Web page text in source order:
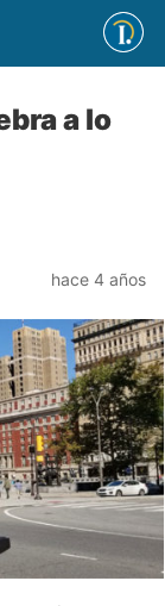
a lo
hace 4 años